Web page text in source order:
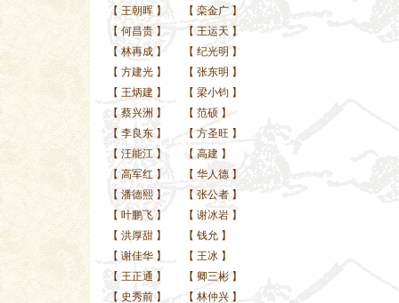
【 王朝晖】 【 栾金广 】
【 何昌贵】 【 王运天 】
【 林再成】 【 纪光明 】
【 方建光】 【 张东明 】
【 王炳建】 【 梁小钧 】
【 蔡兴洲 】 【 范硕 】
【 李良东】 【 方圣旺 】
【 汪能江】 【 高建 】
【 高军红 】 【 华人德 】
【 潘德熙】 【 张公者 】
【 叶鹏飞】 【 谢冰岩 】
【 洪厚甜】 【 钱允 】
【 谢佳华】 【 王冰 】
【 王正通 】 【 卿三彬 】
【 史秀前】 【 林仲兴 】